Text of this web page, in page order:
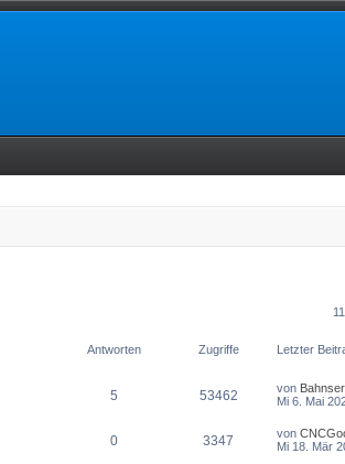
Antworten Zugriffe Letzter
5 53462 von
Mi 6. Mai
0 3347 von
Mi 18. Mär